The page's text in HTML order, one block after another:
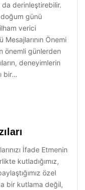
da derinleştirebilir.
günü
verici
Önemi
önemli günlerden
deneyimlerin
bir…
İfade Etmenin
kutladığımız,
özel
bir kutlama değil,